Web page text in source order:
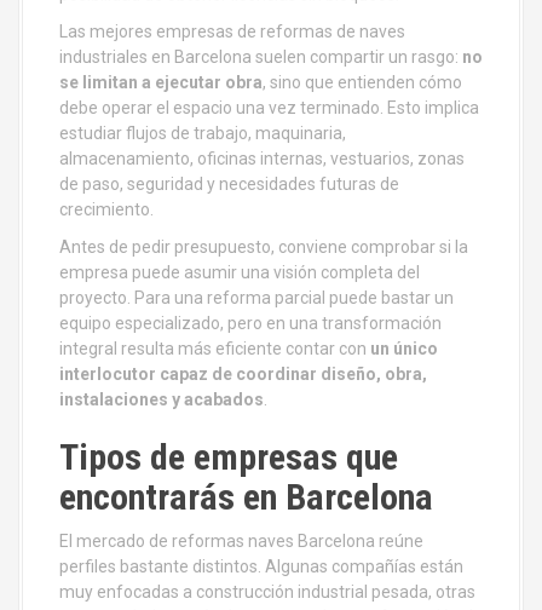
Las mejores empresas de reformas de naves
industriales en Barcelona suelen compartir un rasgo: no
se limitan a ejecutar obra, sino que entienden cómo
debe operar el espacio una vez terminado. Esto implica
estudiar flujos de trabajo, maquinaria,
almacenamiento, oficinas internas, vestuarios, zonas
de paso, seguridad y necesidades futuras de
crecimiento.
Antes de pedir presupuesto, conviene comprobar si la
empresa puede asumir una visión completa del
proyecto. Para una reforma parcial puede bastar un
equipo especializado, pero en una transformación
integral resulta más eficiente contar con un único
interlocutor capaz de coordinar diseño, obra,
instalaciones y acabados.
Tipos de empresas que
encontrarás en Barcelona
El mercado de reformas naves Barcelona reúne
perfiles bastante distintos. Algunas compañías están
muy enfocadas a construcción industrial pesada, otras